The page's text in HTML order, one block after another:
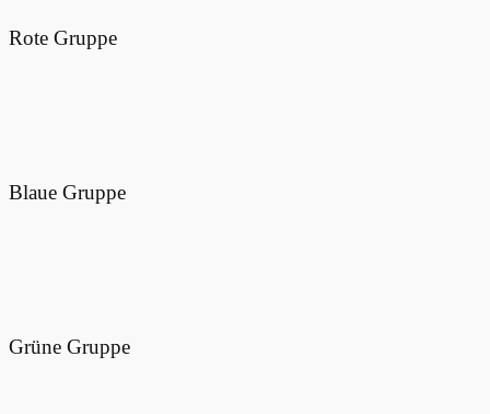
Rote Gruppe
Blaue Gruppe
Grüne Gruppe